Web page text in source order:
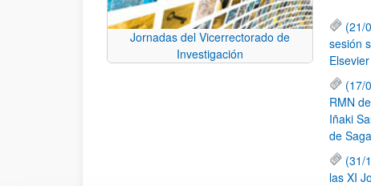
Jornadas del Vicerrectorado de
Investigación
(21/
sesión
Elsevier
(17/
RMN
Iñaki
de
(31/
las XI